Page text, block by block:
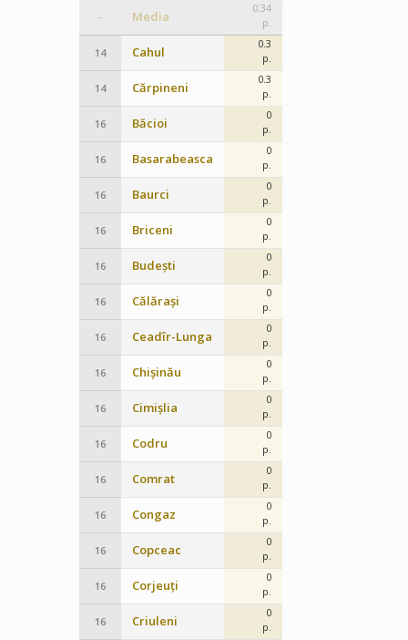
– Media
0.34
p.
14 Cahul
0.3
p.
14 Cărpineni
0.3
p.
16 Băcioi
0
p.
16 Basarabeasca
0
p.
16 Baurci
0
p.
16 Briceni
0
p.
16 Budești
0
p.
16 Călărași
0
p.
16 Ceadîr-Lunga
0
p.
16 Chișinău
0
p.
16 Cimișlia
0
p.
16 Codru
0
p.
16 Comrat
0
p.
16 Congaz
0
p.
16 Copceac
0
p.
16 Corjeuți
0
p.
16 Criuleni
0
p.